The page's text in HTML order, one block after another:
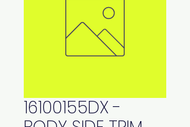
16100155DX -